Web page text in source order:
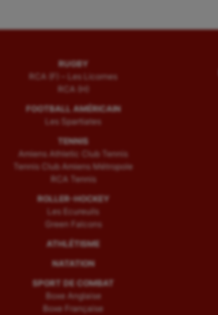
RUGBY
RCA (F) – Les Licornes
RCA (H)
FOOTBALL AMÉRICAIN
Les Spartiates
TENNIS
Amiens Athletic Club Tennis
Tennis Club Amiens Métropole
RCA Tennis
ROLLER-HOCKEY
Les Ecureuils
Green Falcons
ATHLÉTISME
NATATION
SPORT DE COMBAT
Boxe Anglaise
Boxe Française